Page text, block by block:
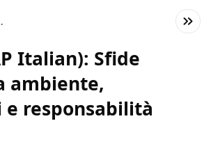
Challenges
Italian): Sfide
ambiente,
responsabilità